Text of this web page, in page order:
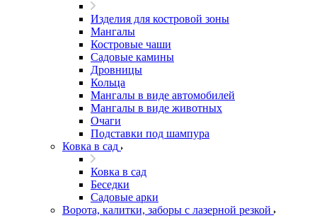
Изделия для костровой зоны
Мангалы
Костровые чаши
Садовые камины
Дровницы
Кольца
Мангалы в виде автомобилей
Мангалы в виде животных
Очаги
Подставки под шампура
Ковка в сад
Ковка в сад
Беседки
Садовые арки
Ворота, калитки, заборы с лазерной резкой